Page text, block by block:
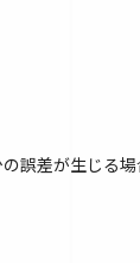
誤差が生じる